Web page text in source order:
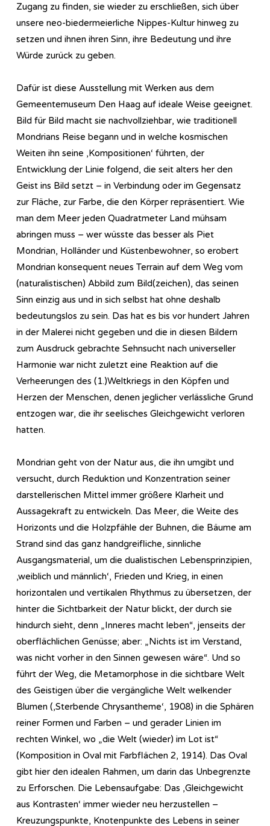
Zugang zu finden, sie wieder zu erschließen, sich über
unsere neo-biedermeierliche Nippes-Kultur hinweg zu
setzen und ihnen ihren Sinn, ihre Bedeutung und ihre
Würde zurück zu geben.
Dafür ist diese Ausstellung mit Werken aus dem
Gemeentemuseum Den Haag auf ideale Weise geeignet.
Bild für Bild macht sie nachvollziehbar, wie traditionell
Mondrians Reise begann und in welche kosmischen
Weiten ihn seine ‚Kompositionen‘ führten, der
Entwicklung der Linie folgend, die seit alters her den
Geist ins Bild setzt – in Verbindung oder im Gegensatz
zur Fläche, zur Farbe, die den Körper repräsentiert. Wie
man dem Meer jeden Quadratmeter Land mühsam
abringen muss – wer wüsste das besser als Piet
Mondrian, Holländer und Küstenbewohner, so erobert
Mondrian konsequent neues Terrain auf dem Weg vom
(naturalistischen) Abbild zum Bild(zeichen), das seinen
Sinn einzig aus und in sich selbst hat ohne deshalb
bedeutungslos zu sein. Das hat es bis vor hundert Jahren
in der Malerei nicht gegeben und die in diesen Bildern
zum Ausdruck gebrachte Sehnsucht nach universeller
Harmonie war nicht zuletzt eine Reaktion auf die
Verheerungen des (1.)Weltkriegs in den Köpfen und
Herzen der Menschen, denen jeglicher verlässliche Grund
entzogen war, die ihr seelisches Gleichgewicht verloren
hatten.
Mondrian geht von der Natur aus, die ihn umgibt und
versucht, durch Reduktion und Konzentration seiner
darstellerischen Mittel immer größere Klarheit und
Aussagekraft zu entwickeln. Das Meer, die Weite des
Horizonts und die Holzpfähle der Buhnen, die Bäume am
Strand sind das ganz handgreifliche, sinnliche
Ausgangsmaterial, um die dualistischen Lebensprinzipien,
‚weiblich und männlich‘, Frieden und Krieg, in einen
horizontalen und vertikalen Rhythmus zu übersetzen, der
hinter die Sichtbarkeit der Natur blickt, der durch sie
hindurch sieht, denn „Inneres macht leben“, jenseits der
oberflächlichen Genüsse; aber: „Nichts ist im Verstand,
was nicht vorher in den Sinnen gewesen wäre“. Und so
führt der Weg, die Metamorphose in die sichtbare Welt
des Geistigen über die vergängliche Welt welkender
Blumen (‚Sterbende Chrysantheme‘, 1908) in die Sphären
reiner Formen und Farben – und gerader Linien im
rechten Winkel, wo „die Welt (wieder) im Lot ist“
(Komposition in Oval mit Farbflächen 2, 1914). Das Oval
gibt hier den idealen Rahmen, um darin das Unbegrenzte
zu Erforschen. Die Lebensaufgabe: Das ‚Gleichgewicht
aus Kontrasten‘ immer wieder neu herzustellen –
Kreuzungspunkte, Knotenpunkte des Lebens in seiner